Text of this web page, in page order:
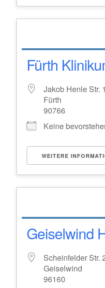
Fürth
Jakob Henle Str. 1
Fürth
90766
Keine
WEITERE
Geiselwind
Scheinfelder Str.
Geiselwind
96160